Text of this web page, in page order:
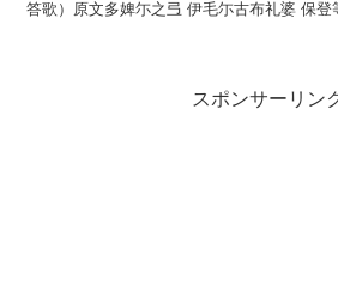
答歌）原文多婢尓之弖 伊毛尓古布礼婆 保
スポンサーリン